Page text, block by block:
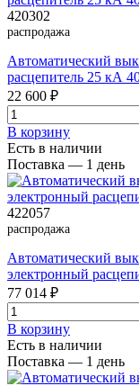
420302
распродажа
Автоматический
расцепитель 25 кА
22 600 ₽
В корзинy
Есть в наличии
Поставка — 1 день
422057
распродажа
Автоматический
электронный
77 014 ₽
В корзинy
Есть в наличии
Поставка — 1 день